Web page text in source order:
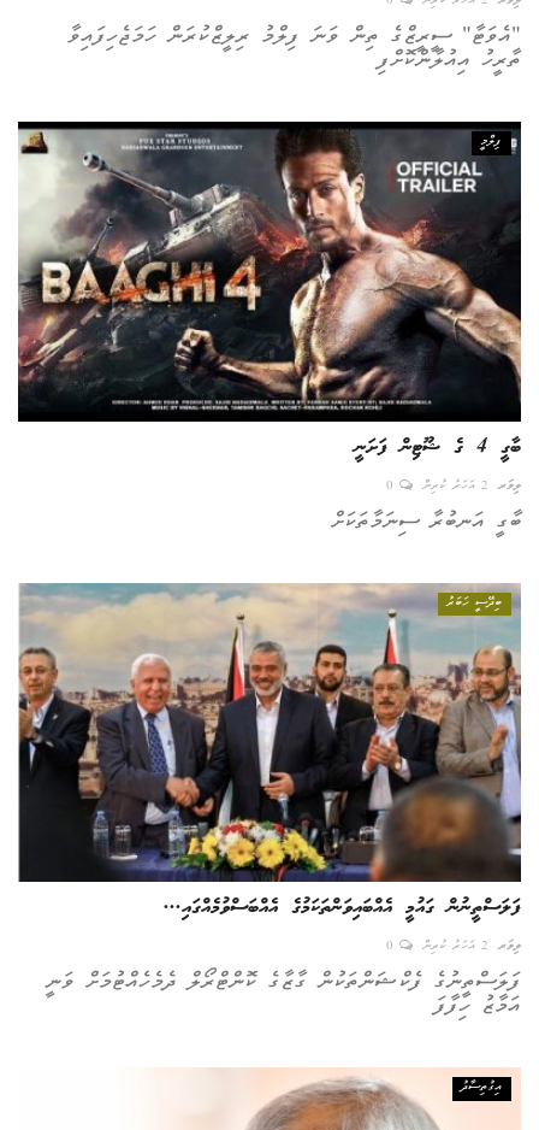
"އެވަޓާ" ސީރީޒްގެ ތިން ވަނަ ފިލްމު ރިލީޒްކުރަން ހަމަޖެހިފައިވާ
ތާރީހު އިއުލާންކޮށްފި
ފިލްމީ
ބާގީ 4 ގެ ޝޫޓިން ފަށަނީ
ލިވަރ 2 އަހަރު ކުރިން 0
ބާގީ އަނބުރާ ސިނަމާތަކަށް
ބިދޭސީ ހަބަރު
ފަލަސްތީނުން ގައުމީ އެއްބައިވަންތަކަމުގެ އެއްބަސްވުމެއްގައި...
ލިވަރ 2 އަހަރު ކުރިން 0
ފަލަސްތީނުގެ ފެކްޝަންތަކުން ގާޒާގެ ކޮންޓްރޯލް ދެމެހެއްޓުމަށް ވަނީ
އަމާޒު ހިފާފަ
އިގުތިސާދު